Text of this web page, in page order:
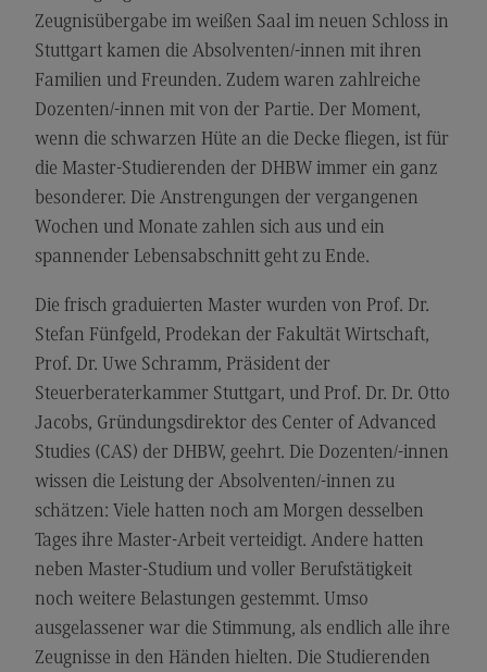
Modulangebot
Berufsperspektiven
Kontakt
Digital Business Management
Modulangebot
Berufsperspektiven
Kontakt
Digitalisierung in der Sozialen Arbeit
Digitalisierung in der Sozialen Arbeit
Modulangebot
Berufsperspektiven
Elektrotechnik und Informationstechnik
Elektrotechnik und Informationstechnik
Profil-O-Mat Elektrotechnik und
Informationstechnik
(External link)
Zeugnisübergabe im weißen Saal im neuen Schloss in
Stuttgart kamen die Absolventen/-innen mit ihren
Familien und Freunden. Zudem waren zahlreiche
Dozenten/-innen mit von der Partie. Der Moment,
wenn die schwarzen Hüte an die Decke fliegen, ist für
die Master-Studierenden der DHBW immer ein ganz
besonderer. Die Anstrengungen der vergangenen
Wochen und Monate zahlen sich aus und ein
spannender Lebensabschnitt geht zu Ende.
Die frisch graduierten Master wurden von Prof. Dr.
Stefan Fünfgeld, Prodekan der Fakultät Wirtschaft,
Prof. Dr. Uwe Schramm, Präsident der
Steuerberaterkammer Stuttgart, und Prof. Dr. Dr. Otto
Jacobs, Gründungsdirektor des Center of Advanced
Studies (CAS) der DHBW, geehrt. Die Dozenten/-innen
wissen die Leistung der Absolventen/-innen zu
schätzen: Viele hatten noch am Morgen desselben
Tages ihre Master-Arbeit verteidigt. Andere hatten
neben Master-Studium und voller Berufstätigkeit
noch weitere Belastungen gestemmt. Umso
ausgelassener war die Stimmung, als endlich alle ihre
Zeugnisse in den Händen hielten. Die Studierenden